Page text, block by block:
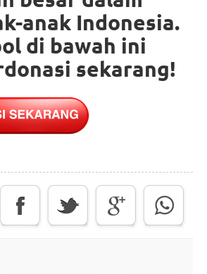
anak Indonesia.
di bawah ini
sekarang!